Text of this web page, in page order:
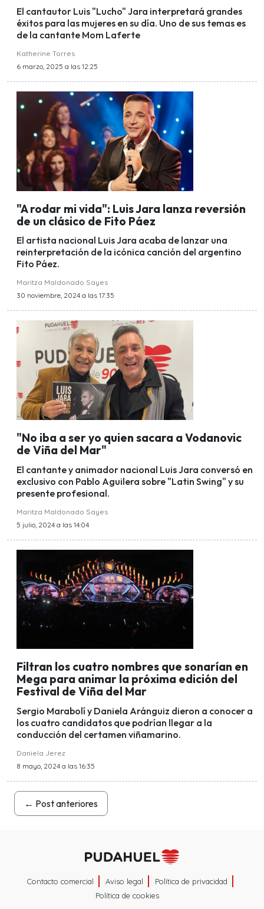
El cantautor Luis "Lucho" Jara interpretará grandes
éxitos para las mujeres en su día. Uno de sus temas es
de la cantante Mom Laferte
Katherine Torres
6 marzo, 2025 a las 12:25
"A rodar mi vida": Luis Jara lanza reversión
de un clásico de Fito Páez
El artista nacional Luis Jara acaba de lanzar una
reinterpretación de la icónica canción del argentino
Fito Páez.
Maritza Maldonado Sayes
30 noviembre, 2024 a las 17:35
"No iba a ser yo quien sacara a Vodanovic
de Viña del Mar"
El cantante y animador nacional Luis Jara conversó en
exclusivo con Pablo Aguilera sobre "Latin Swing" y su
presente profesional.
Maritza Maldonado Sayes
5 julio, 2024 a las 14:04
Filtran los cuatro nombres que sonarían en
Mega para animar la próxima edición del
Festival de Viña del Mar
Sergio Marabolí y Daniela Aránguiz dieron a conocer a
los cuatro candidatos que podrían llegar a la
conducción del certamen viñamarino.
Daniela Jerez
8 mayo, 2024 a las 16:35
← Post anteriores
Contacto comercial Aviso legal
Política de privacidad
Política de cookies